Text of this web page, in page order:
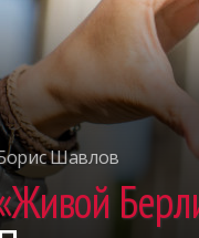
Шавлов